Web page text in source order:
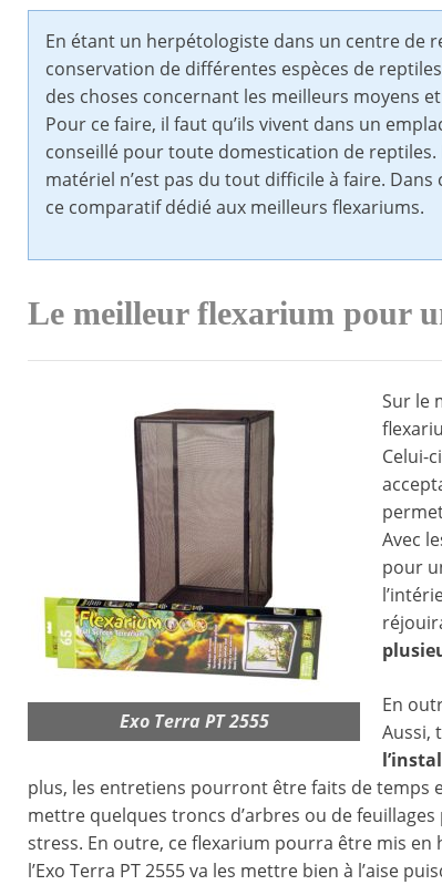
En étant un herpétologiste dans un centre de
conservation de différentes espèces de
des choses concernant les meilleurs moyens
Pour ce faire, il faut qu’ils vivent dans un
conseillé pour toute domestication de reptiles.
matériel n’est pas du tout difficile à faire.
ce comparatif dédié aux meilleurs flexariums.
Le meilleur flexarium pour
Exo Terra PT 2555
Sur le
Celui-
Avec
pour
En
Aussi,
plus, les entretiens pourront être faits de temps
mettre quelques troncs d’arbres ou de
stress. En outre, ce flexarium pourra être mis
l’Exo Terra PT 2555 va les mettre bien à l’aise